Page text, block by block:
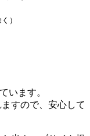
）
います。
すので、安心して